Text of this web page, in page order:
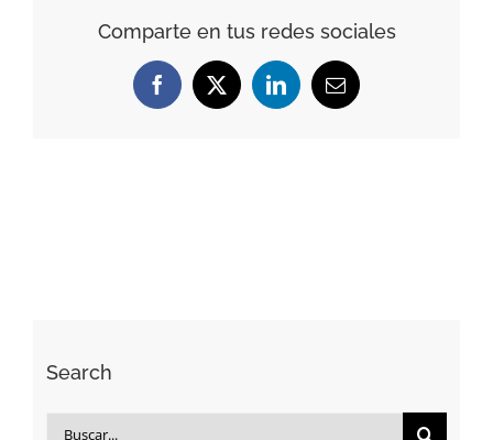
Comparte en tus redes sociales
Facebook
X LinkedInCorreo
electrónico
Search
Buscar: